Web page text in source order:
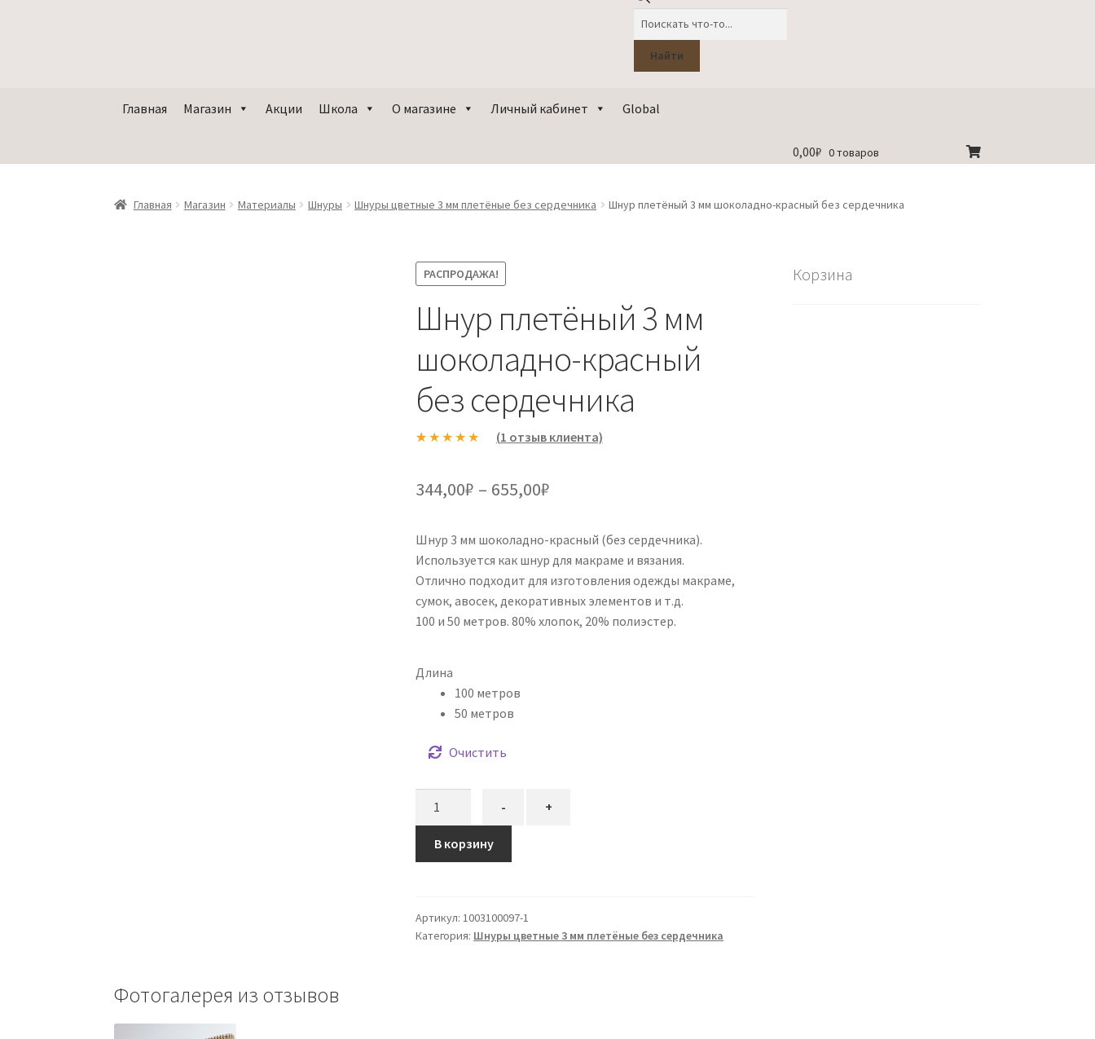
Найти
Главная Магазин Акции Школа О магазине Личный кабинет Global
0,00₽ 0 товаров
Главная Магазин Материалы Шнуры Шнуры цветные 3 мм плетёные без сердечника Шнур плетёный 3 мм шоколадно-красный без сердечника
РАСПРОДАЖА!
Шнур плетёный 3 мм
шоколадно-красный
без сердечника
основе
пользовател
я
(1 отзыв клиента)
344,00₽ – 655,00₽
344,00₽
–
655,00₽
Шнур 3 мм шоколадно-красный (без сердечника).
Используется как шнур для макраме и вязания.
Отлично подходит для изготовления одежды макраме,
сумок, авосек, декоративных элементов и т.д.
100 и 50 метров. 80% хлопок, 20% полиэстер.
Длина
100 метров
50 метров
Очистить
Шнур
плетёный
шоколадно-
красный
- +
В корзину
Артикул:1003100097-1
Категория: Шнуры цветные 3 мм плетёные без сердечника
Фотогалерея из отзывов
Корзина